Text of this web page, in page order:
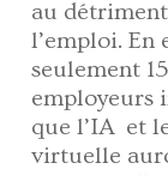
au
l’emploi. En
seulement
employeurs
que l’IA et
virtuelle